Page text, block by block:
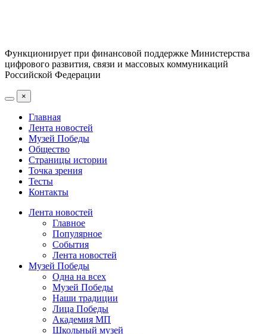
Функционирует при финансовой поддержке Министерства
цифрового развития, связи и массовых коммуникаций
Российской Федерации
×
Главная
Лента новостей
Музей Победы
Общество
Страницы истории
Точка зрения
Тесты
Контакты
Лента новостей
Главное
Популярное
События
Лента новостей
Музей Победы
Одна на всех
Музей Победы
Наши традиции
Лица Победы
Академия МП
Школьный музей